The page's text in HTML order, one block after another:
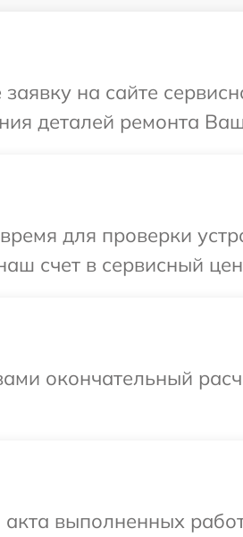
на сайте
деталей ремонта
для проверки
счет в сервисный
окончательный
выполненных